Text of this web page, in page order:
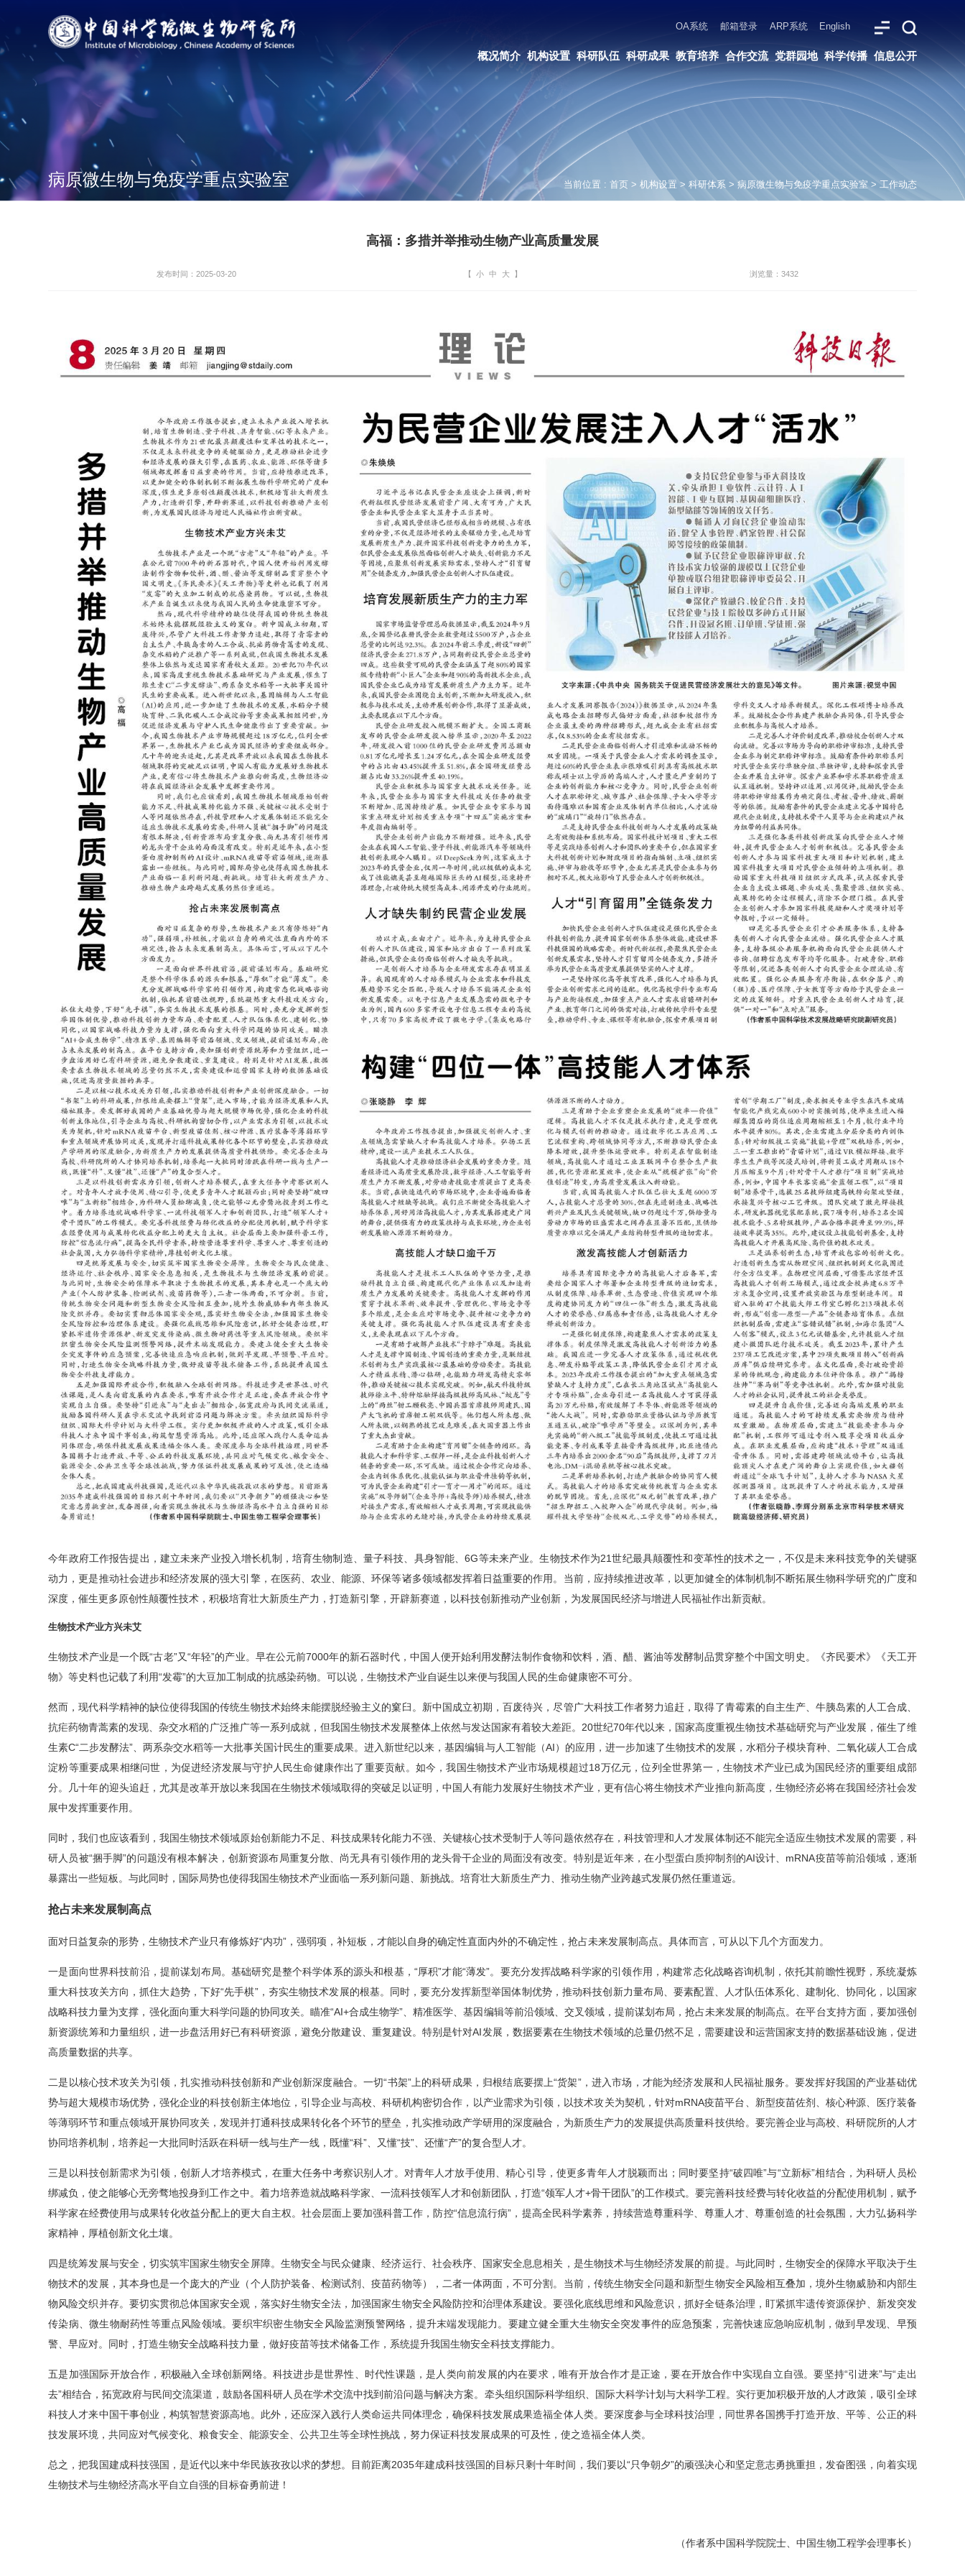
English
病原微生物与免疫学重点实验室 当前位置 : 首页 > 机构设置 > 科研体系> 病原微生物与免疫学重点实验室 > 工作动态
高福：多措并举推动生物产业高质量发展
发布时间：2025-03-20 【 小 中 大 】 浏览量：3432
今年政府工作报告提出，建立未来产业投入增长机制，培育生物制造、量子科技、具身智能、6G等未来产业。生物技术作为21世纪最具颠覆性和变革性的技术之一，不仅是未来科技竞争的关键驱
动力，更是推动社会进步和经济发展的强大引擎，在医药、农业、能源、环保等诸多领域都发挥着日益重要的作用。当前，应持续推进改革，以更加健全的体制机制不断拓展生物科学研究的广度和
深度，催生更多原创性颠覆性技术，积极培育壮大新质生产力，打造新引擎，开辟新赛道，以科技创新推动产业创新，为发展国民经济与增进人民福祉作出新贡献。
生物技术产业方兴未艾
生物技术产业是一个既“古老”又“年轻”的产业。早在公元前7000年的新石器时代，中国人便开始利用发酵法制作食物和饮料，酒、醋、酱油等发酵制品贯穿整个中国文明史。《齐民要术》《天工开
物》等史料也记载了利用“发霉”的大豆加工制成的抗感染药物。可以说，生物技术产业自诞生以来便与我国人民的生命健康密不可分。
然而，现代科学精神的缺位使得我国的传统生物技术始终未能摆脱经验主义的窠臼。新中国成立初期，百废待兴，尽管广大科技工作者努力追赶，取得了青霉素的自主生产、牛胰岛素的人工合成、
抗疟药物青蒿素的发现、杂交水稻的广泛推广等一系列成就，但我国生物技术发展整体上依然与发达国家有着较大差距。20世纪70年代以来，国家高度重视生物技术基础研究与产业发展，催生了维
生素C“二步发酵法”、两系杂交水稻等一大批事关国计民生的重要成果。进入新世纪以来，基因编辑与人工智能（AI）的应用，进一步加速了生物技术的发展，水稻分子模块育种、二氧化碳人工合成
淀粉等重要成果相继问世，为促进经济发展与守护人民生命健康作出了重要贡献。如今，我国生物技术产业市场规模超过18万亿元，位列全世界第一，生物技术产业已成为国民经济的重要组成部
分。几十年的迎头追赶，尤其是改革开放以来我国在生物技术领域取得的突破足以证明，中国人有能力发展好生物技术产业，更有信心将生物技术产业推向新高度，生物经济必将在我国经济社会发
展中发挥重要作用。
同时，我们也应该看到，我国生物技术领域原始创新能力不足、科技成果转化能力不强、关键核心技术受制于人等问题依然存在，科技管理和人才发展体制还不能完全适应生物技术发展的需要，科
研人员被“捆手脚”的问题没有根本解决，创新资源布局重复分散、尚无具有引领作用的龙头骨干企业的局面没有改变。特别是近年来，在小型蛋白质抑制剂的AI设计、mRNA疫苗等前沿领域，逐渐
暴露出一些短板。与此同时，国际局势也使得我国生物技术产业面临一系列新问题、新挑战。培育壮大新质生产力、推动生物产业跨越式发展仍然任重道远。
抢占未来发展制高点
面对日益复杂的形势，生物技术产业只有修炼好“内功”，强弱项，补短板，才能以自身的确定性直面内外的不确定性，抢占未来发展制高点。具体而言，可从以下几个方面发力。
一是面向世界科技前沿，提前谋划布局。基础研究是整个科学体系的源头和根基，“厚积”才能“薄发”。要充分发挥战略科学家的引领作用，构建常态化战略咨询机制，依托其前瞻性视野，系统凝炼
重大科技攻关方向，抓住大趋势，下好“先手棋”，夯实生物技术发展的根基。同时，要充分发挥新型举国体制优势，推动科技创新力量布局、要素配置、人才队伍体系化、建制化、协同化，以国家
战略科技力量为支撑，强化面向重大科学问题的协同攻关。瞄准“AI+合成生物学”、精准医学、基因编辑等前沿领域、交叉领域，提前谋划布局，抢占未来发展的制高点。在平台支持方面，要加强创
新资源统筹和力量组织，进一步盘活用好已有科研资源，避免分散建设、重复建设。特别是针对AI发展，数据要素在生物技术领域的总量仍然不足，需要建设和运营国家支持的数据基础设施，促进
高质量数据的共享。
二是以核心技术攻关为引领，扎实推动科技创新和产业创新深度融合。一切“书架”上的科研成果，归根结底要摆上“货架”，进入市场，才能为经济发展和人民福祉服务。要发挥好我国的产业基础优
势与超大规模市场优势，强化企业的科技创新主体地位，引导企业与高校、科研机构密切合作，以产业需求为引领，以技术攻关为契机，针对mRNA疫苗平台、新型疫苗佐剂、核心种源、医疗装备
等薄弱环节和重点领域开展协同攻关，发现并打通科技成果转化各个环节的壁垒，扎实推动政产学研用的深度融合，为新质生产力的发展提供高质量科技供给。要完善企业与高校、科研院所的人才
协同培养机制，培养起一大批同时活跃在科研一线与生产一线，既懂“科”、又懂“技”、还懂“产”的复合型人才。
三是以科技创新需求为引领，创新人才培养模式，在重大任务中考察识别人才。对青年人才放手使用、精心引导，使更多青年人才脱颖而出；同时要坚持“破四唯”与“立新标”相结合，为科研人员松
绑减负，使之能够心无旁骛地投身到工作之中。着力培养造就战略科学家、一流科技领军人才和创新团队，打造“领军人才+骨干团队”的工作模式。要完善科技经费与转化收益的分配使用机制，赋予
科学家在经费使用与成果转化收益分配上的更大自主权。社会层面上要加强科普工作，防控“信息流行病”，提高全民科学素养，持续营造尊重科学、尊重人才、尊重创造的社会氛围，大力弘扬科学
家精神，厚植创新文化土壤。
四是统筹发展与安全，切实筑牢国家生物安全屏障。生物安全与民众健康、经济运行、社会秩序、国家安全息息相关，是生物技术与生物经济发展的前提。与此同时，生物安全的保障水平取决于生
物技术的发展，其本身也是一个庞大的产业（个人防护装备、检测试剂、疫苗药物等），二者一体两面，不可分割。当前，传统生物安全问题和新型生物安全风险相互叠加，境外生物威胁和内部生
物风险交织并存。要切实贯彻总体国家安全观，落实好生物安全法，加强国家生物安全风险防控和治理体系建设。要强化底线思维和风险意识，抓好全链条治理，盯紧抓牢遗传资源保护、新发突发
传染病、微生物耐药性等重点风险领域。要织牢织密生物安全风险监测预警网络，提升末端发现能力。要建立健全重大生物安全突发事件的应急预案，完善快速应急响应机制，做到早发现、早预
警、早应对。同时，打造生物安全战略科技力量，做好疫苗等技术储备工作，系统提升我国生物安全科技支撑能力。
五是加强国际开放合作，积极融入全球创新网络。科技进步是世界性、时代性课题，是人类向前发展的内在要求，唯有开放合作才是正途，要在开放合作中实现自立自强。要坚持“引进来”与“走出
去”相结合，拓宽政府与民间交流渠道，鼓励各国科研人员在学术交流中找到前沿问题与解决方案。牵头组织国际科学组织、国际大科学计划与大科学工程。实行更加积极开放的人才政策，吸引全球
科技人才来中国干事创业，构筑智慧资源高地。此外，还应深入践行人类命运共同体理念，确保科技发展成果造福全体人类。要深度参与全球科技治理，同世界各国携手打造开放、平等、公正的科
技发展环境，共同应对气候变化、粮食安全、能源安全、公共卫生等全球性挑战，努力保证科技发展成果的可及性，使之造福全体人类。
总之，把我国建成科技强国，是近代以来中华民族孜孜以求的梦想。目前距离2035年建成科技强国的目标只剩十年时间，我们要以“只争朝夕”的顽强决心和坚定意志勇挑重担，发奋图强，向着实现
生物技术与生物经济高水平自立自强的目标奋勇前进！
（作者系中国科学院院士、中国生物工程学会理事长）
所长信箱 信访邮箱 违法违纪举报
学习教育征求意见邮箱
官方微信
研究生会
1996-2024 中国科学院微生物研究所 版权所有
备案序号：京ICP备06066622号-1
京公网安备 11010502044263号
联系我们
北京市朝阳区北辰西路1号院3号 100101 中国普通微生物菌种保藏管理中心（CGMCC）
office@im.ac.cn
菌种保藏与鉴定：86-10-64807850